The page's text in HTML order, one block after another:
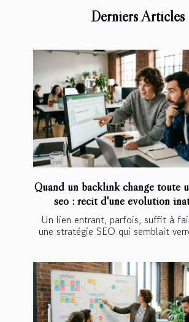
Derniers Articles
Quand un backlink change toute
seo : récit d'une évolution
Un lien entrant, parfois, suffit à
une stratégie SEO qui semblait